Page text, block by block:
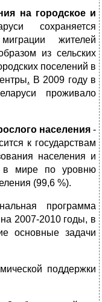
на городское и
сохраняется
жителей
из сельских
поселений в
. В 2009 году в
проживало
населения -
к государствам
населения и
в мире по уровню
(99,6 %).
программа
2007-2010 годы, в
основные задачи
поддержки